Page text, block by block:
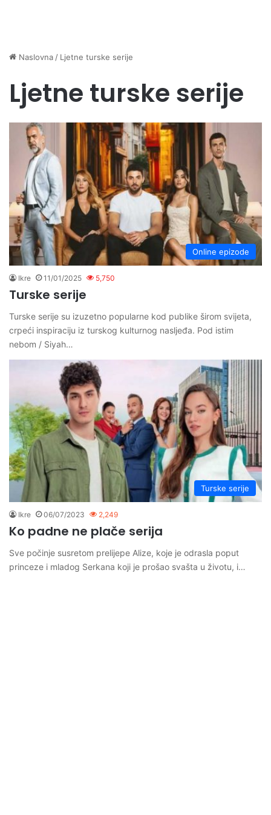
Naslovna / Ljetne turske serije
Ljetne turske serije
Online epizode
Ikre 11/01/2025 5,750
Turske serije
Turske serije su izuzetno popularne kod publike širom svijeta,
crpeći inspiraciju iz turskog kulturnog nasljeđa. Pod istim
nebom / Siyah…
Turske serije
Ikre 06/07/2023 2,249
Ko padne ne plače serija
Sve počinje susretom prelijepe Alize, koje je odrasla poput
princeze i mladog Serkana koji je prošao svašta u životu, i…